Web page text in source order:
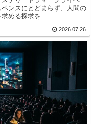
ンスにとどまらず、人間の
める探求を
2026.07.26